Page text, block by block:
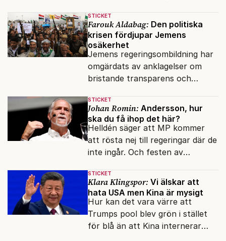
robot.
STICKET
Farouk Aldabag: Den politiska
krisen fördjupar Jemens
osäkerhet
Jemens regeringsombildning har
omgärdats av anklagelser om
bristande transparens och
internationella biståndsmedel.
STICKET
Johan Romin: Andersson, hur
ska du få ihop det här?
Helldén säger att MP kommer
att rösta nej till regeringar där de
inte ingår. Och festen av
betalas med lån.
STICKET
Klara Klingspor: Vi älskar att
hata USA men Kina är mysigt
Hur kan det vara värre att
Trumps pool blev grön i stället
för blå än att Kina internerar